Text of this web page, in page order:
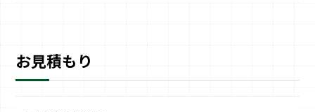
お見積もり